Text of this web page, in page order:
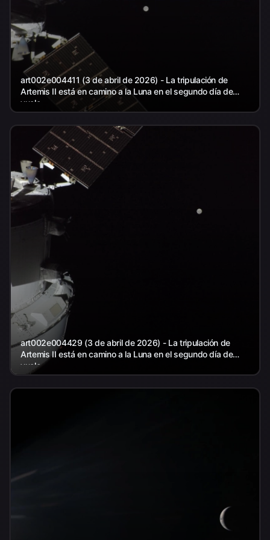
art002e004411 (3 de abril de 2026) - La tripulación de
Artemis II está en camino a la Luna en el segundo día de
vuelo...
art002e004429 (3 de abril de 2026) - La tripulación de
Artemis II está en camino a la Luna en el segundo día de
vuelo...